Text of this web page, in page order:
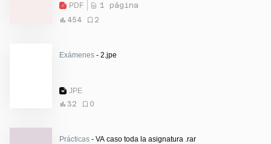
PDF
1 página
454
2
Exámenes - 2.jpe
JPE
32
0
Prácticas - VA caso toda la asignatura .rar